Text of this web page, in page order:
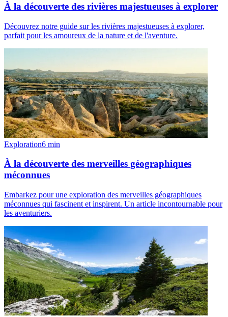
À la découverte des rivières majestueuses à explorer
Découvrez notre guide sur les rivières majestueuses à explorer,
parfait pour les amoureux de la nature et de l'aventure.
Exploration6 min
À la découverte des merveilles géographiques
méconnues
Embarkez pour une exploration des merveilles géographiques
méconnues qui fascinent et inspirent. Un article incontournable pour
les aventuriers.